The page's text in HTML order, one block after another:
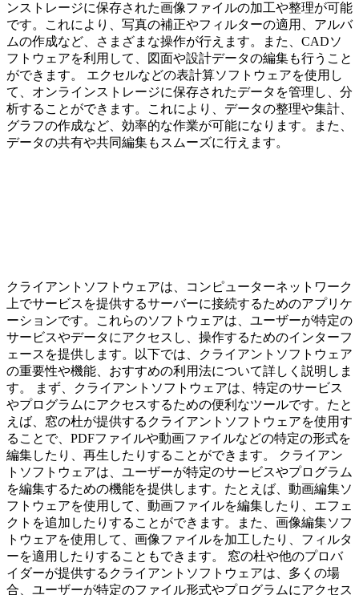
ンストレージに保存された画像ファイルの加工や整理が可能
です。これにより、写真の補正やフィルターの適用、アルバ
ムの作成など、さまざまな操作が行えます。また、CADソ
フトウェアを利用して、図面や設計データの編集も行うこと
ができます。 エクセルなどの表計算ソフトウェアを使用し
て、オンラインストレージに保存されたデータを管理し、分
析することができます。これにより、データの整理や集計、
グラフの作成など、効率的な作業が可能になります。また、
データの共有や共同編集もスムーズに行えます。
クライアントソフトウェアは、コンピューターネットワーク
上でサービスを提供するサーバーに接続するためのアプリケ
ーションです。これらのソフトウェアは、ユーザーが特定の
サービスやデータにアクセスし、操作するためのインターフ
ェースを提供します。以下では、クライアントソフトウェア
の重要性や機能、おすすめの利用法について詳しく説明しま
す。 まず、クライアントソフトウェアは、特定のサービス
やプログラムにアクセスするための便利なツールです。たと
えば、窓の杜が提供するクライアントソフトウェアを使用す
ることで、PDFファイルや動画ファイルなどの特定の形式を
編集したり、再生したりすることができます。 クライアン
トソフトウェアは、ユーザーが特定のサービスやプログラム
を編集するための機能を提供します。たとえば、動画編集ソ
フトウェアを使用して、動画ファイルを編集したり、エフェ
クトを追加したりすることができます。また、画像編集ソフ
トウェアを使用して、画像ファイルを加工したり、フィルタ
ーを適用したりすることもできます。 窓の杜や他のプロバ
イダーが提供するクライアントソフトウェアは、多くの場
合、ユーザーが特定のファイル形式やプログラムにアクセス